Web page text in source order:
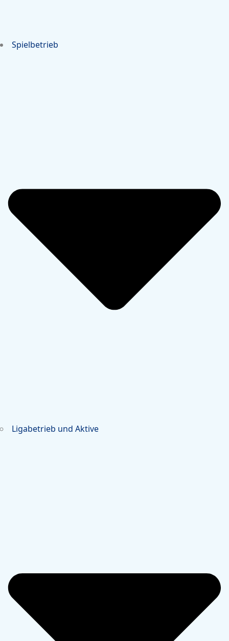
Spielbetrieb
Ligabetrieb und Aktive